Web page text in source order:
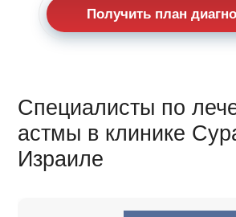
Получить план
Специалисты по
астмы в клинике
Израиле